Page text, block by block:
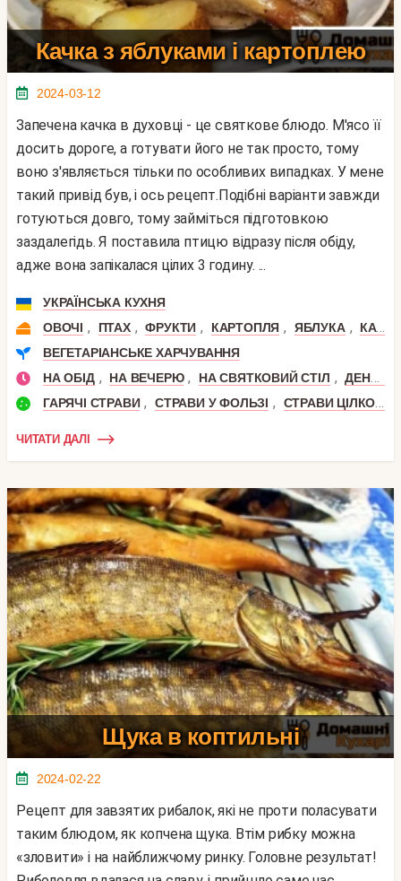
Качка з яблуками і картоплею
2024-03-12
Запечена качка в духовці - це святкове блюдо. М'ясо її
досить дороге, а готувати його не так просто, тому
воно з'являється тільки по особливих випадках. У мене
такий привід був, і ось рецепт.Подібні варіанти завжди
готуються довго, тому займіться підготовкою
заздалегідь. Я поставила птицю відразу після обіду,
адже вона запікалася цілих 3 годину. ...
УКРАЇНСЬКА КУХНЯ
ОВОЧІ , ПТАХ , ФРУКТИ , КАРТОПЛЯ , ЯБЛУКА ,
КАЧКА
ВЕГЕТАРІАНСЬКЕ ХАРЧУВАННЯ
НА ОБІД , НА ВЕЧЕРЮ , НА СВЯТКОВИЙ СТІЛ , ДЕНЬ НАРОДЖЕННЯ
ГАРЯЧІ СТРАВИ , СТРАВИ У ФОЛЬЗІ , СТРАВИ ЦІЛКОМ
ЧИТАТИ ДАЛІ
Щука в коптильні
2024-02-22
Рецепт для завзятих рибалок, які не проти поласувати
таким блюдом, як копчена щука. Втім рибку можна
«зловити» і на найближчому ринку. Головне результат!